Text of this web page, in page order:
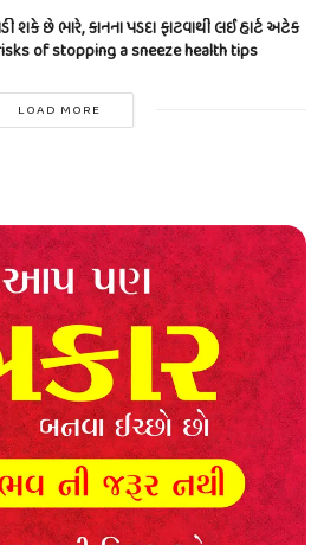
શકે છે ભારે, કાનના પડદા ફાટવાથી લઈ હાર્ટ અટેક
of stopping a sneeze health tips
LOAD MORE